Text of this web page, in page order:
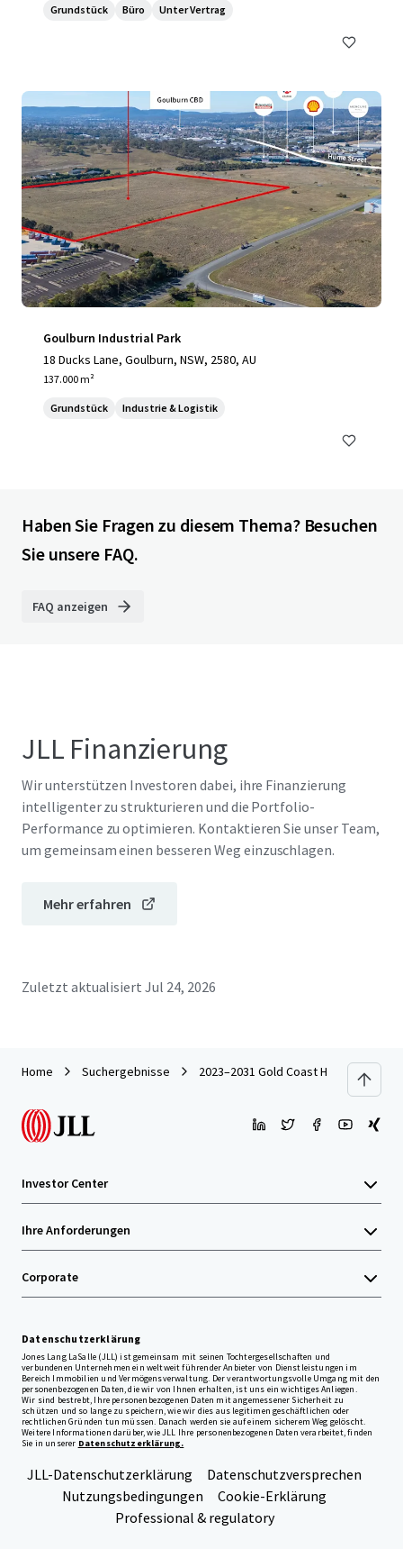
Grundstück Büro Unter Vertrag
Goulburn Industrial Park
18 Ducks Lane, Goulburn, NSW, 2580, AU
137.000 m²
Grundstück Industrie & Logistik
Haben Sie Fragen zu diesem Thema? Besuchen
Sie unsere FAQ.
FAQ anzeigen
JLL Finanzierung
Wir unterstützen Investoren dabei, ihre Finanzierung
intelligenter zu strukturieren und die Portfolio-
Performance zu optimieren. Kontaktieren Sie unser Team,
um gemeinsam einen besseren Weg einzuschlagen.
Mehr erfahren
Zuletzt aktualisiert Jul 24, 2026
Home Suchergebnisse 2023–2031 Gold Coast Highway, Miami
Investor Center
Ihre Anforderungen
Corporate
Datenschutzerklärung
Jones Lang LaSalle (JLL) ist gemeinsam mit seinen Tochtergesellschaften und
verbundenen Unternehmen ein weltweit führender Anbieter von Dienstleistungen im
Bereich Immobilien und Vermögensverwaltung. Der verantwortungsvolle Umgang mit den
personenbezogenen Daten, die wir von Ihnen erhalten, ist uns ein wichtiges Anliegen.
Wir sind bestrebt, Ihre personenbezogenen Daten mit angemessener Sicherheit zu
schützen und so lange zu speichern, wie wir dies aus legitimen geschäftlichen oder
rechtlichen Gründen tun müssen. Danach werden sie auf einem sicherem Weg gelöscht.
Weitere Informationen darüber, wie JLL Ihre personenbezogenen Daten verarbeitet, finden
Sie in unserer Datenschutzerklärung.
JLL-Datenschutzerklärung
Datenschutzversprechen
Nutzungsbedingungen
Cookie-Erklärung
Professional & regulatory